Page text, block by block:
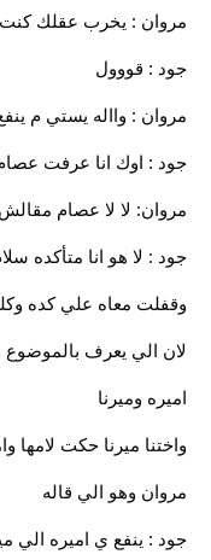
مروان : يخرب عقلك
جود : قووول
مروان : وااله يستي م
جود : اوك انا عرفت
مروان: لا لا عصام
جود : لا هو انا متأكده
وقفلت معاه علي كده
لان الي يعرف
اميره وميرنا
واختنا ميرنا حكت
مروان وهو الي قاله
جود : ينفع ي اميره الي